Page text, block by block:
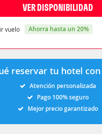
VER DISPONIBILIDAD
vuelo ahorra hasta un 20%
reservar tu hotel
Atención personalizada
Pago 100% seguro
Mejor precio garantizado